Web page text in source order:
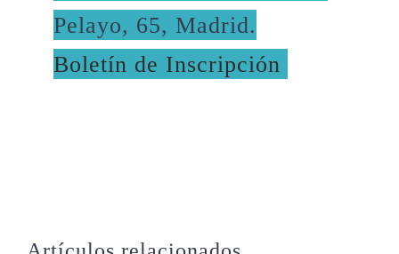
Pelayo, 65, Madrid.
Boletín de Inscripción